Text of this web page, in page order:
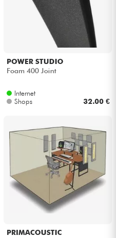
POWER STUDIO
Foam 400 Joint
Internet
Shops
32.00 €
PRIMACOUSTIC